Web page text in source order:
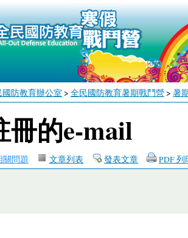
國防教育辦公室 > 全民國防教育暑期戰鬥營> 暑
冊的e-mail
關問題 文章列表 發表文章 PDF